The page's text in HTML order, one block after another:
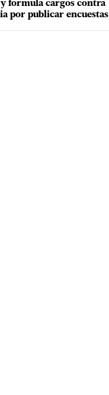
formula cargos contra
por publicar encuestas